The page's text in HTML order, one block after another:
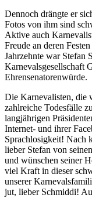
Dennoch drängte er
Fotos von ihm sind
Aktive auch
Freude an deren
Jahrzehnte war Stefan
Karnevalsgesellschaft
Ehrensenatorenwürde.
Die Karnevalisten, die
zahlreiche Todesfälle
langjährigen
Internet- und ihrer
Sprachlosigkeit! Nach
lieber Stefan von
und wünschen seiner
viel Kraft in dieser
unserer
jut, lieber Schmiddi!